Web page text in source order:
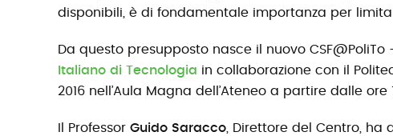
disponibili, è di fondamentale importanza per
Da questo presupposto nasce il nuovo
Italiano di Tecnologia in collaborazione con il
2016 nell’Aula Magna dell’Ateneo a partire dalle ore
Il Professor Guido Saracco , Direttore del Centro,